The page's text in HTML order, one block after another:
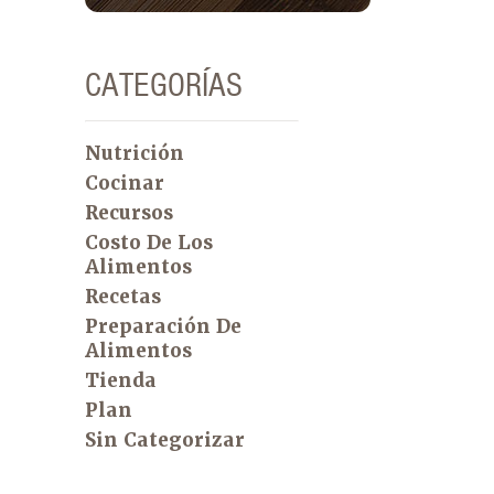
CATEGORÍAS
Nutrición
Cocinar
Recursos
Costo De Los
Alimentos
Recetas
Preparación De
Alimentos
Tienda
Plan
Sin Categorizar